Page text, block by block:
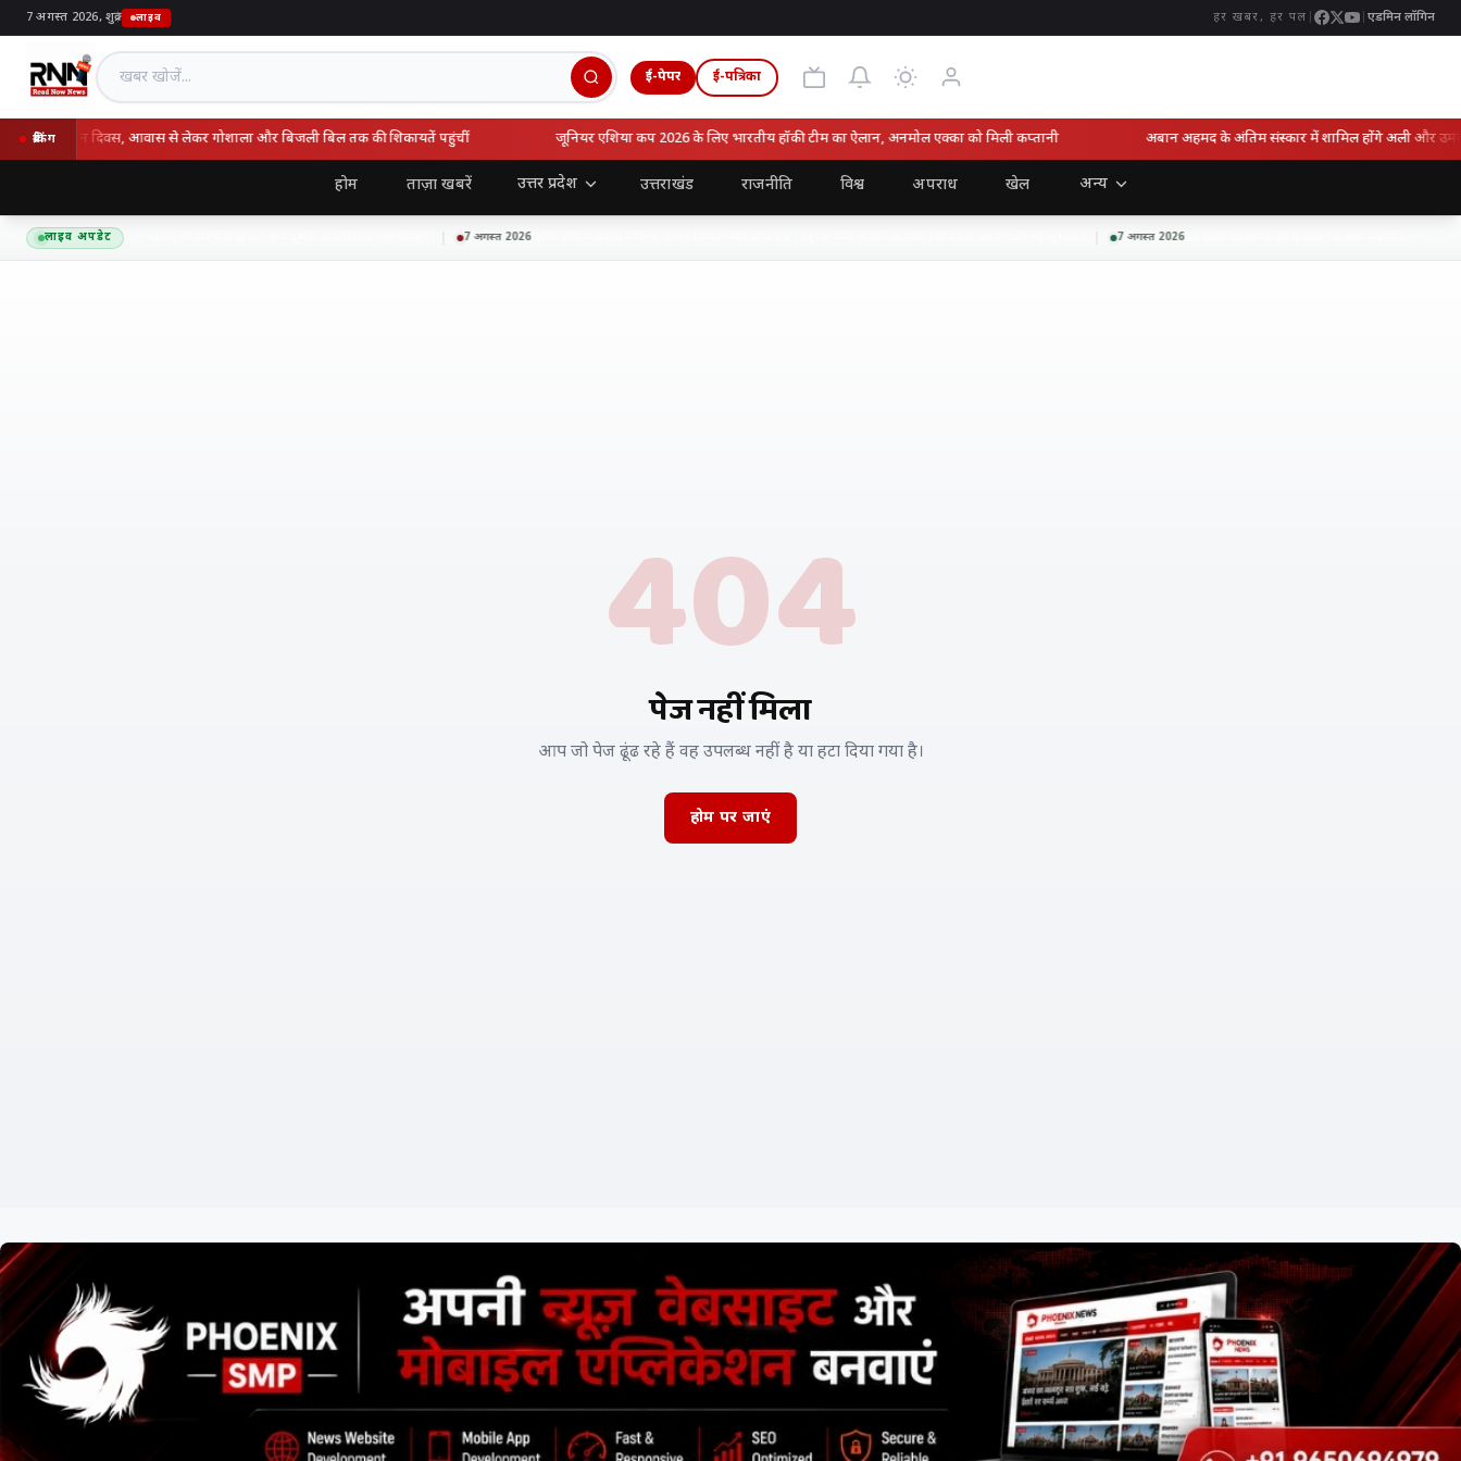
7 अगस्त 2026, शुक्र| लाइव हर खबर, हर पल एडमिन लॉगिन
ई-पेपर ई-पत्रिका
ब्रेकिंग
समाधान दिवस, आवास से लेकर गोशाला और बिजली बिल तक की शिकायतें पहुंचीं जूनियर एशिया कप 2026 के लिए भारतीय हॉकी टीम का ऐलान, अनमोल एक्का को मिली कप्तानी अबान अहमद के अंतिम संस्कार में शामिल होंगे अली और उमर,
होम ताज़ा खबरें उत्तर प्रदेश उत्तराखंड राजनीति विश्व अपराध खेल अन्य
लाइव अपडेट
कोर टीम बैठक के बाहर विरोध, वॉलेंटियर्स बोले- 'हमें दूसरा केजरीवाल नहीं चाहिए' 7 अगस्त 2026डिप्टी सीएम केशव मौर्य ने लॉन्च किया ‘मेरा पम्प ऐप’, पेट्रोल पम्प डीलरों के लिए डिजिटल प्रबंधन की नई शुरुआत 7 अगस्त 202630 स्वर्ण पदकों के साथ लखनऊ बना मंडलीय विद्यालयी
404
पेज नहीं मिला
आप जो पेज ढूंढ रहे हैं वह उपलब्ध नहीं है या हटा दिया गया है।
होम पर जाएं